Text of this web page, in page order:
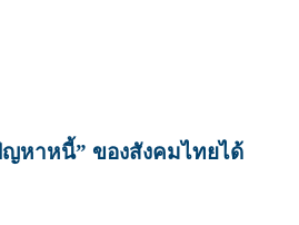
ญหาหนี้” ของสังคมไทยได้